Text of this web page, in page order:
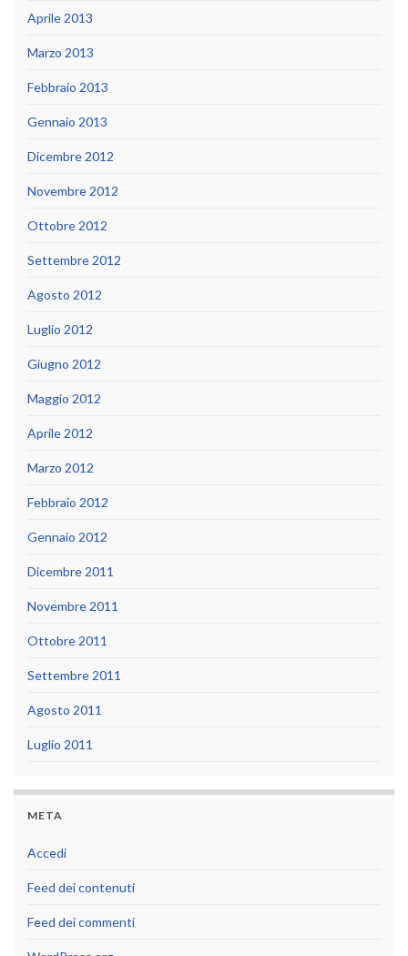
Aprile 2013
Marzo 2013
Febbraio 2013
Gennaio 2013
Dicembre 2012
Novembre 2012
Ottobre 2012
Settembre 2012
Agosto 2012
Luglio 2012
Giugno 2012
Maggio 2012
Aprile 2012
Marzo 2012
Febbraio 2012
Gennaio 2012
Dicembre 2011
Novembre 2011
Ottobre 2011
Settembre 2011
Agosto 2011
Luglio 2011
META
Accedi
Feed dei contenuti
Feed dei commenti